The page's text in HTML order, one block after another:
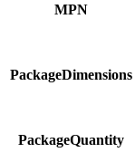
MPN
PackageDimensions
PackageQuantity